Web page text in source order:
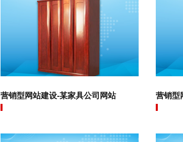
营销型网站建设-某家具公司网站 营销型